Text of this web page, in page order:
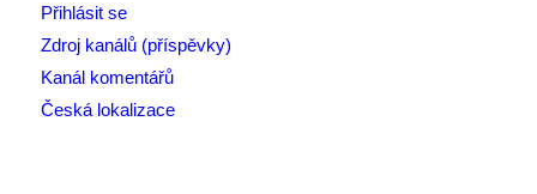
Přihlásit se
Zdroj kanálů (příspěvky)
Kanál komentářů
Česká lokalizace